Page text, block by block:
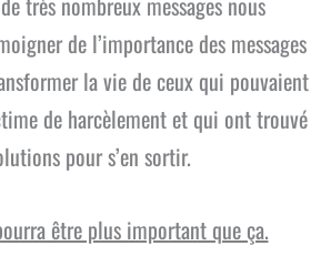
de l’importance des messages
la vie de ceux qui pouvaient
de harcèlement et qui ont trouvé
pour s’en sortir.
être plus important que ça.